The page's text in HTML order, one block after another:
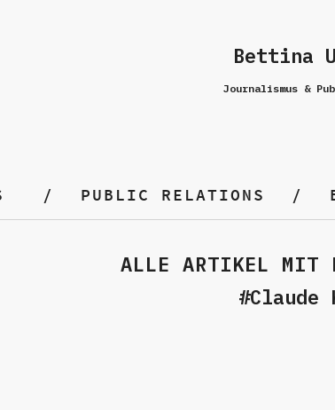
Bettina
Journalismus &
PUBLIC RELATIONS
ALLE ARTIKEL MIT
Claude